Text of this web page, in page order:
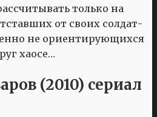
только на
от своих солдат-
не ориентирующихся
хаосе…
(2010) сериал